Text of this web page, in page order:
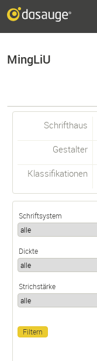
MingLiU
Schrifthaus
Gestalter
Klassifikationen
Schriftsystem
Dickte
Strichstärke